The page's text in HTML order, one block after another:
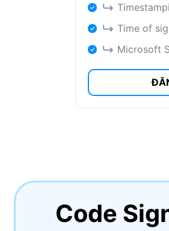
Time of
Microsoft
Code